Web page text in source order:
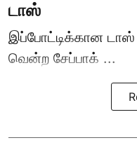
டாஸ்
இப்போட்டிக்கான டாஸ்
வென்ற சேப்பாக் ...